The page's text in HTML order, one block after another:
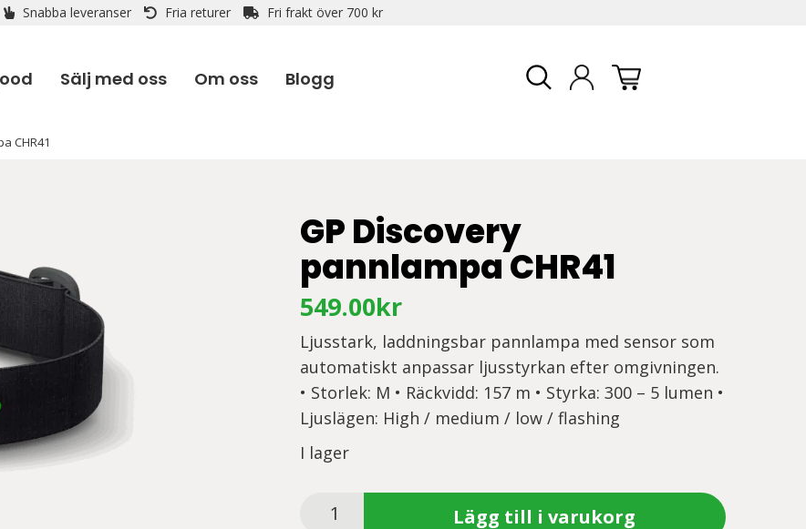
Snabba leveranser Fria returer Fri frakt över 700 kr
Sälj med oss Om oss Blogg
CHR41
GP Discovery
pannlampa CHR41
549.00kr
Ljusstark, laddningsbar pannlampa med sensor som
automatiskt anpassar ljusstyrkan efter omgivningen.
• Storlek: M • Räckvidd: 157 m • Styrka: 300 – 5 lumen •
Ljuslägen: High / medium / low / flashing
I lager
Lägg till i varukorg